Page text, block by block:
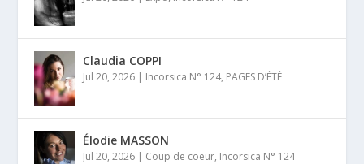
Claudia COPPI
Jul 20, 2026 | Incorsica N° 124, PAGES D’ÉTÉ
Élodie MASSON
Jul 20, 2026 | Coup de coeur, Incorsica N° 124